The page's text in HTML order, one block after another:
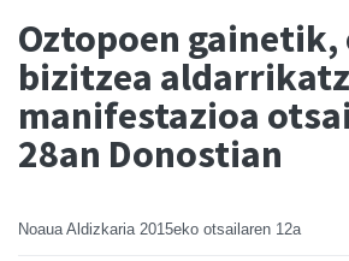
Oztopoen gainetik,
bizitzea
manifestazioa
28an Donostian
Noaua Aldizkaria 2015eko otsailaren 12a